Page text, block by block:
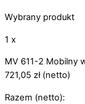
Wybrany produkt
1 x
MV 611-2 Mobilny
721,05 zł(netto)
Razem (netto):